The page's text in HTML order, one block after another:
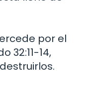
por el
32:11-14,